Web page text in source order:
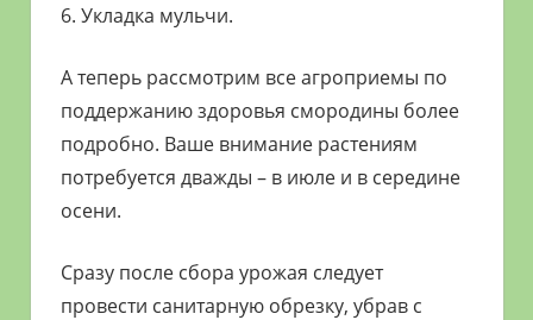
6. Укладка мульчи.
А теперь рассмотрим все агроприемы по
поддержанию здоровья смородины более
подробно. Ваше внимание растениям
потребуется дважды – в июле и в середине
осени.
Сразу после сбора урожая следует
провести санитарную обрезку, убрав с